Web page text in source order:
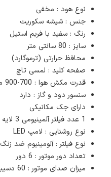
نوع هود : مخفی
جنس : شیشه سکوریت
رنگ : سفید با فریم استیل
سایز : 80 سانتی متر
محافظ حرارتی (ترموگارد)
صفحه کلید : لمسی تاچ
قدرت مکش هوا : 700-900 متر مکعب بر ساعت
سنسور دود و گاز : دارد
دارای جک مکانیکی
1 عدد فیلتر آلمینیومی 3 لایه
نوع روشنایی : لامپ LED
نوع فیلتر : آلومینیوم ضد زنگ
تعداد دور موتور : 6 دور
میزان صدای موتور : 60 دسیبل